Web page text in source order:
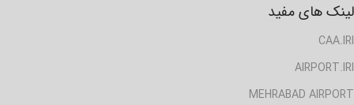
لینک های مفید
CAA.IRI
AIRPORT.IRI
MEHRABAD AIRPORT